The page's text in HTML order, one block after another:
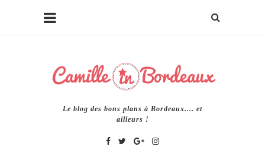
Le blog des bons plans à Bordeaux.... et
ailleurs !